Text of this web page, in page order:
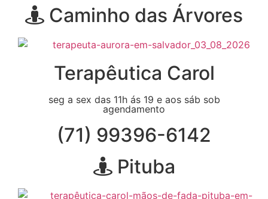
Caminho das Árvores
Terapêutica Carol
seg a sex das 11h ás 19 e aos sáb sob
agendamento
(71) 99396-6142
Pituba